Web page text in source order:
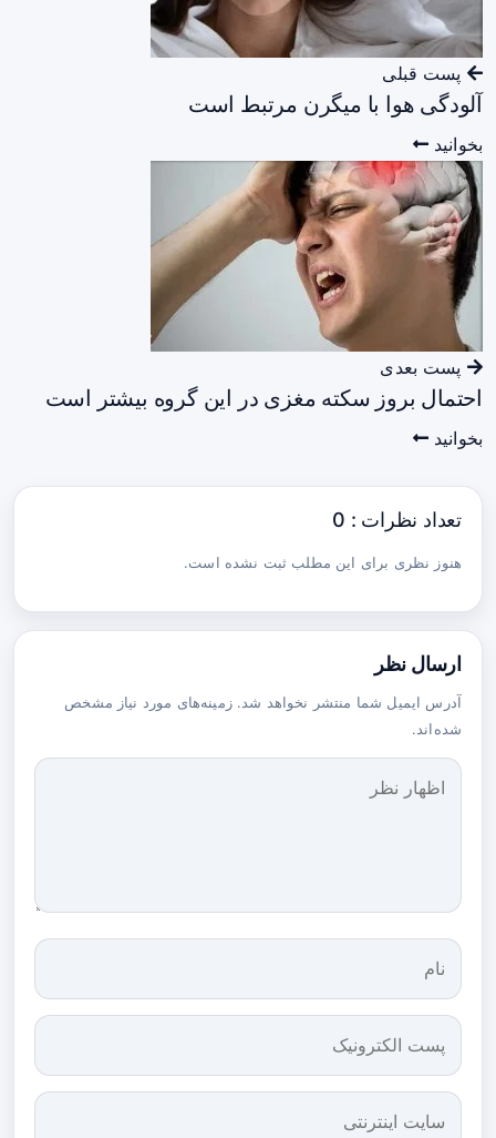
پست قبلی
آلودگی هوا با میگرن مرتبط است
بخوانید
پست بعدی
احتمال بروز سکته مغزی در این گروه بیشتر است
بخوانید
تعداد نظرات : 0
هنوز نظری برای این مطلب ثبت نشده است.
ارسال نظر
آدرس ایمیل شما منتشر نخواهد شد. زمینه‌های مورد نیاز مشخص
شده‌اند.